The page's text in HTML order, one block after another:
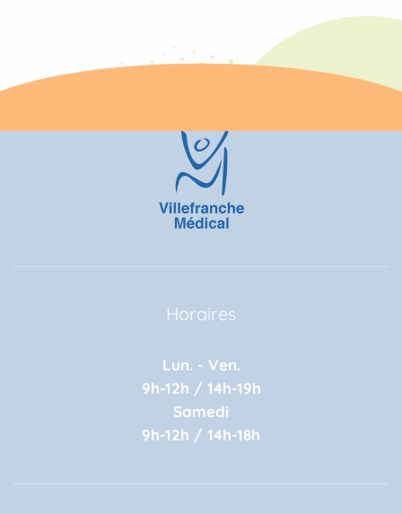
Horaires
Lun. - Ven.
9h-12h / 14h-19h
Samedi
9h-12h / 14h-18h